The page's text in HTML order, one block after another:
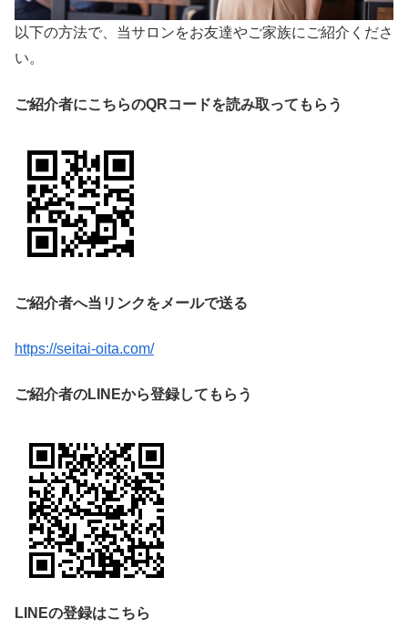
以下の方法で、当サロンをお友達やご家族にご紹介くださ
い。
ご紹介者にこちらのQRコードを読み取ってもらう
ご紹介者へ当リンクをメールで送る
https://seitai-oita.com/
ご紹介者のLINEから登録してもらう
LINEの登録はこちら